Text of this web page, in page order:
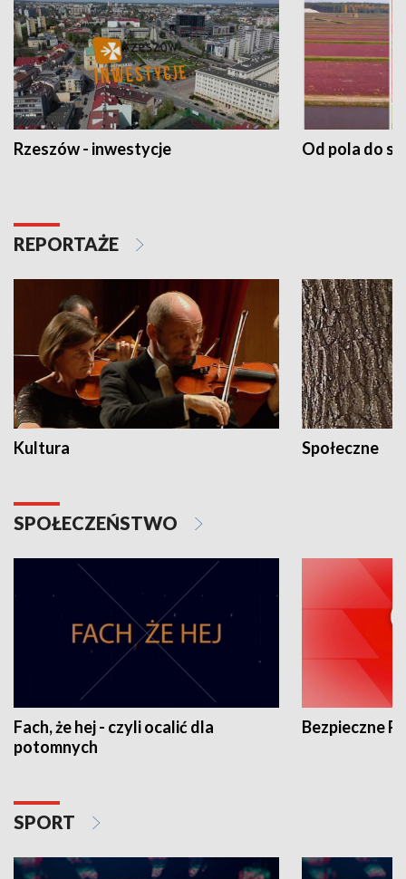
Rzeszów - inwestycje Od pola do
REPORTAŻE
Kultura Społeczne
SPOŁECZEŃSTWO
Fach, że hej - czyli ocalić dla
potomnych
Bezpieczne
SPORT